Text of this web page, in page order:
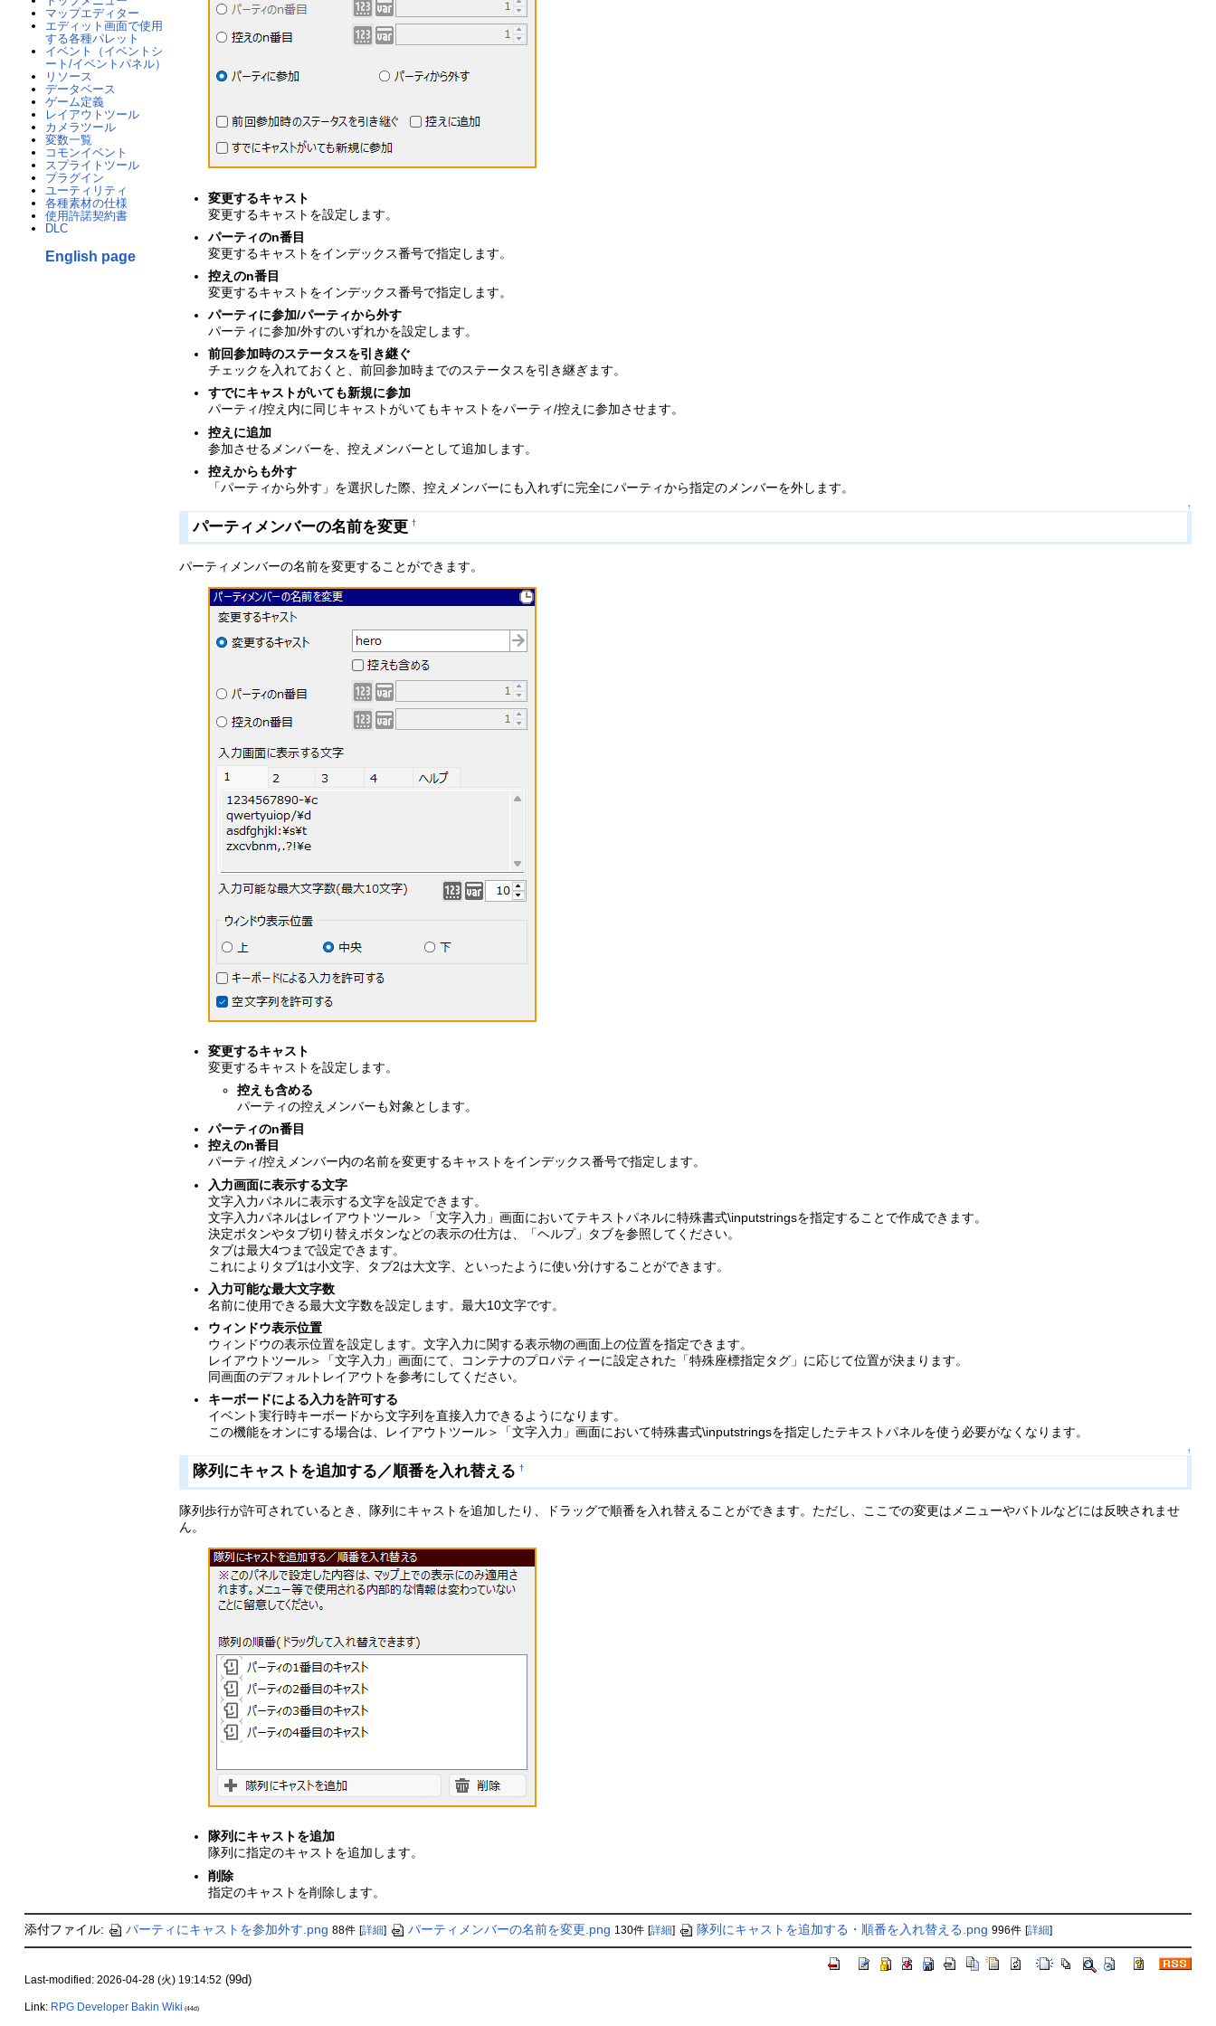
変更するキャスト
変更するキャストを設定します。
パーティのn番目
変更するキャストをインデックス番号で指定します。
控えのn番目
変更するキャストをインデックス番号で指定します。
パーティに参加/パーティから外す
パーティに参加/外すのいずれかを設定します。
前回参加時のステータスを引き継ぐ
チェックを入れておくと、前回参加時までのステータスを引き継ぎます。
すでにキャストがいても新規に参加
パーティ/控え内に同じキャストがいてもキャストをパーティ/控えに参加させます。
控えに追加
参加させるメンバーを、控えメンバーとして追加します。
控えからも外す
「パーティから外す」を選択した際、控えメンバーにも入れずに完全にパーティから指定のメンバーを外します。
↑
パーティメンバーの名前を変更 †
パーティメンバーの名前を変更することができます。
変更するキャスト
変更するキャストを設定します。
控えも含める
パーティの控えメンバーも対象とします。
パーティのn番目
控えのn番目
パーティ/控えメンバー内の名前を変更するキャストをインデックス番号で指定します。
入力画面に表示する文字
文字入力パネルに表示する文字を設定できます。
文字入力パネルはレイアウトツール＞「文字入力」画面においてテキストパネルに特殊書式\inputstringsを指定することで作成できます。
決定ボタンやタブ切り替えボタンなどの表示の仕方は、「ヘルプ」タブを参照してください。
タブは最大4つまで設定できます。
これによりタブ1は小文字、タブ2は大文字、といったように使い分けすることができます。
入力可能な最大文字数
名前に使用できる最大文字数を設定します。最大10文字です。
ウィンドウ表示位置
ウィンドウの表示位置を設定します。文字入力に関する表示物の画面上の位置を指定できます。
レイアウトツール＞「文字入力」画面にて、コンテナのプロパティーに設定された「特殊座標指定タグ」に応じて位置が決まります。
同画面のデフォルトレイアウトを参考にしてください。
キーボードによる入力を許可する
イベント実行時キーボードから文字列を直接入力できるようになります。
この機能をオンにする場合は、レイアウトツール＞「文字入力」画面において特殊書式\inputstringsを指定したテキストパネルを使う必要がなくなります。
↑
隊列にキャストを追加する／順番を入れ替える †
隊列歩行が許可されているとき、隊列にキャストを追加したり、ドラッグで順番を入れ替えることができます。ただし、ここでの変更はメニューやバトルなどには反映されませ
ん。
隊列にキャストを追加
隊列に指定のキャストを追加します。
削除
指定のキャストを削除します。
マップエディター
エディット画面で使用
する各種パレット
イベント（イベントシ
ート/イベントパネル）
リソース
データベース
ゲーム定義
レイアウトツール
カメラツール
変数一覧
コモンイベント
スプライトツール
プラグイン
ユーティリティ
各種素材の仕様
使用許諾契約書
DLC
English page
添付ファイル: パーティにキャストを参加外す.png 88件 詳細 パーティメンバーの名前を変更.png 130件 詳細 隊列にキャストを追加する・順番を入れ替える.png 996件 詳細
Last-modified: 2026-04-28 (火) 19:14:52 (99d)
Link: RPG Developer Bakin Wiki (44d)